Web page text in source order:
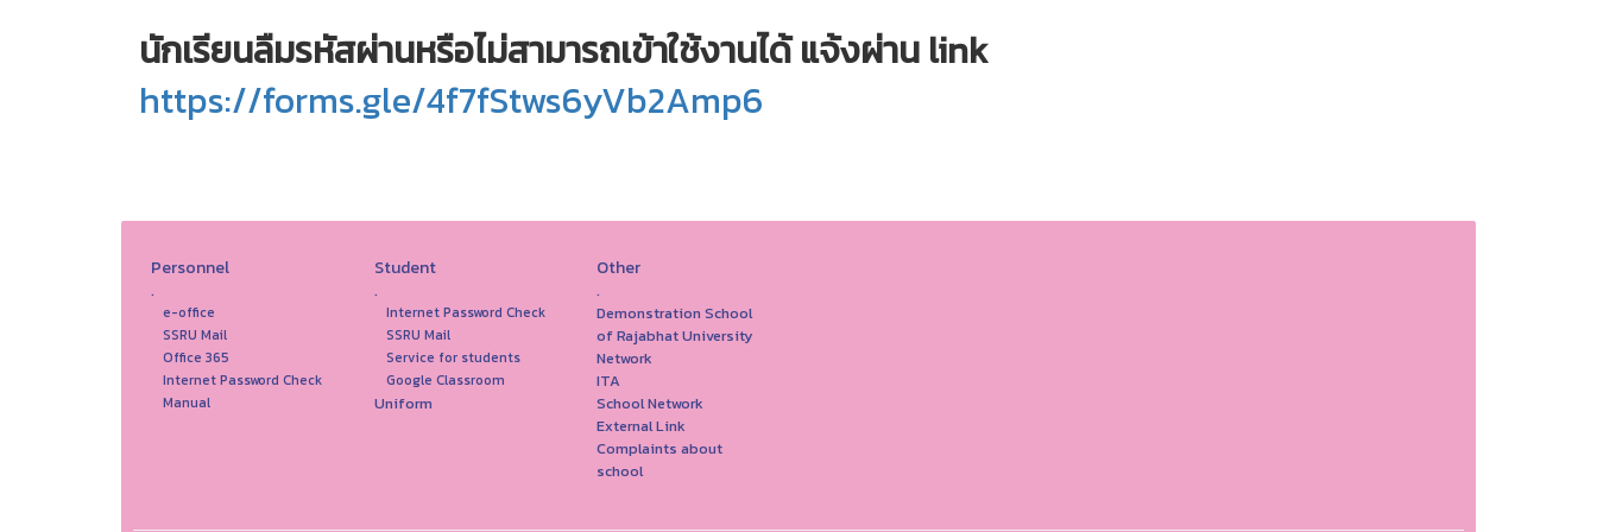
นักเรียนลืมรหัสผ่านหรือไม่สามารถเข้าใช้งานได้ แจ้งผ่าน link
https://forms.gle/4f7fStws6yVb2Amp6
Personnel
.
e-office
SSRU Mail
Office 365
Internet Password Check
Manual
Student
.
Internet Password Check
SSRU Mail
Service for students
Google Classroom
Uniform
Other
.
Demonstration School
of Rajabhat University
Network
ITA
School Network
External Link
Complaints about
school